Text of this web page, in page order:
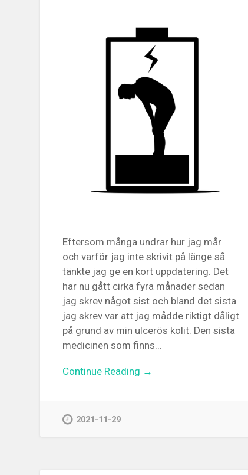
Eftersom många undrar hur jag mår
och varför jag inte skrivit på länge så
tänkte jag ge en kort uppdatering. Det
har nu gått cirka fyra månader sedan
jag skrev något sist och bland det sista
jag skrev var att jag mådde riktigt dåligt
på grund av min ulcerös kolit. Den sista
medicinen som finns...
Continue Reading →
2021-11-29